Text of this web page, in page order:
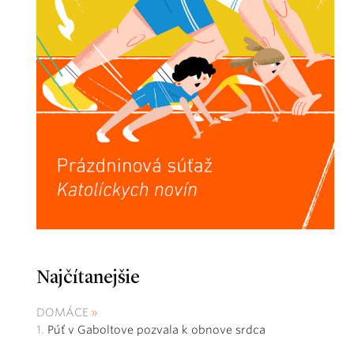
Najčítanejšie
DOMÁCE
Púť v Gaboltove pozvala k obnove srdca